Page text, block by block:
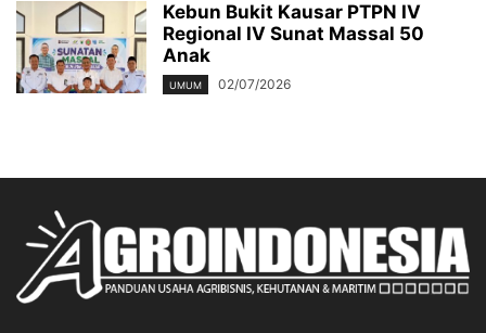
Kebun Bukit Kausar PTPN IV
Regional IV Sunat Massal 50
Anak
UMUM 02/07/2026